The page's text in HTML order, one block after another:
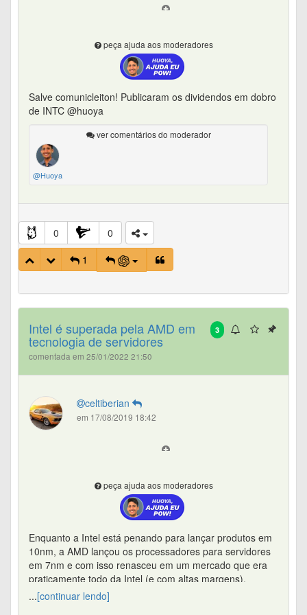
peça ajuda aos moderadores
Salve comunicleiton! Publicaram os dividendos em dobro
de INTC @huoya
ver comentários do moderador
@Huoya
0
0
1
3
Intel é superada pela AMD em
tecnologia de servidores
comentada em 25/01/2022 21:50
celtiberian
em 17/08/2019 18:42
peça ajuda aos moderadores
Enquanto a Intel está penando para lançar produtos em
10nm, a AMD lançou os processadores para servidores
em 7nm e com isso renasceu em um mercado que era
praticamente todo da Intel (e com altas margens).
"So has AMD done the unthinkable? Beaten Intel by such
...[continuar lendo]